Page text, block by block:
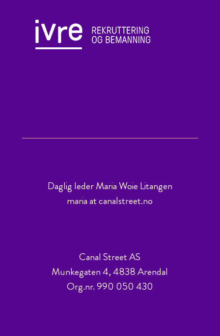
Daglig leder Maria Woie Litangen
maria at canalstreet.no
Canal Street AS
Munkegaten 4, 4838 Arendal
Org.nr. 990 050 430